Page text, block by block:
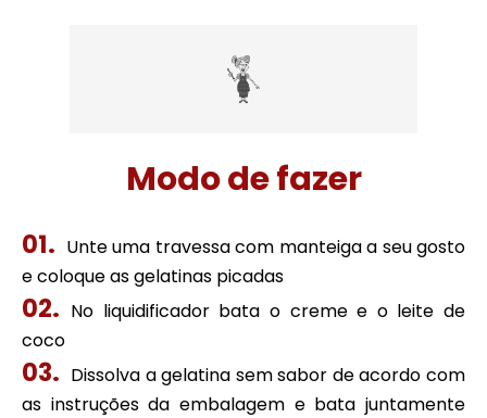
Modo de fazer
Unte uma travessa com manteiga a seu gosto
e coloque as gelatinas picadas
No liquidificador bata o creme e o leite de
coco
Dissolva a gelatina sem sabor de acordo com
as instruções da embalagem e bata juntamente